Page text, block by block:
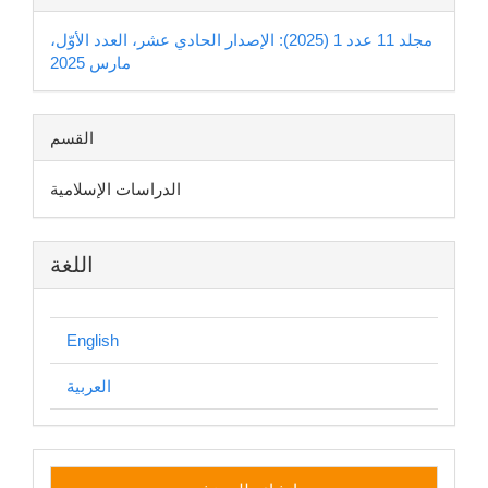
مجلد 11 عدد 1 (2025): الإصدار الحادي عشر، العدد الأوّل،
مارس 2025
القسم
الدراسات الإسلامية
اللغة
English
العربية
إنشاء